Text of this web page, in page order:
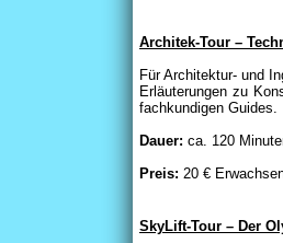
Architek-Tour –
Für Architektur- und
Erläuterungen zu
fachkundigen Guides.
Dauer: ca. 120
Preis: 20 €
SkyLift-Tour – Der